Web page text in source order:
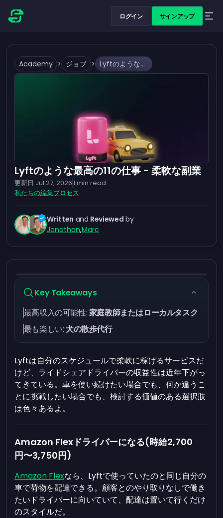
ログイン サインアップ
Academy > ジョブ > Lyftのような最高の11の仕事 - 柔軟な副業
Lyftのような最高の11の仕事 - 柔軟な副業
更新日 Jul 27, 20261 min read
私たちの編集プロセス
Written and Reviewed by
Jonathan,Marc
Key Takeaways
最高収入の可能性:家庭教師またはローカルタスク
最も楽しい:犬の散歩代行
Lyftは自分のスケジュールで柔軟に稼げるサービスだ
けど、ライドシェアドライバーの収益性は近年下がっ
てきている。車を使い続けたい場合でも、何か違うこ
とに挑戦したい場合でも、検討する価値のある選択肢
は色々あるよ。
Amazon Flexドライバーになる(時給2,700
円〜3,750円)
Amazon Flexなら、Lyftで使っていたのと同じ自分の
車で荷物を配達できる。顧客とのやり取りなしで働き
たいドライバーに向いていて、配達は置いて行くだけ
のスタイルだ。